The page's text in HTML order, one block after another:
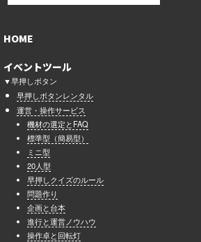
HOME
イベントツール
▼早押しボタン
早押しボタンレンタル
運営・操作サービス
機材の選定とFAQ
標準型（簡易型）
ミニ型
20人型
早押しクイズのルール
問題作り
企画と台本
進行と運営ノウハウ
操作卓と回転灯